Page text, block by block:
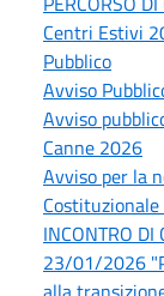
Centri Estivi
Pubblico
Avviso
Avviso
Canne 2026
Avviso per la
INCONTRO DI
23/01/2026